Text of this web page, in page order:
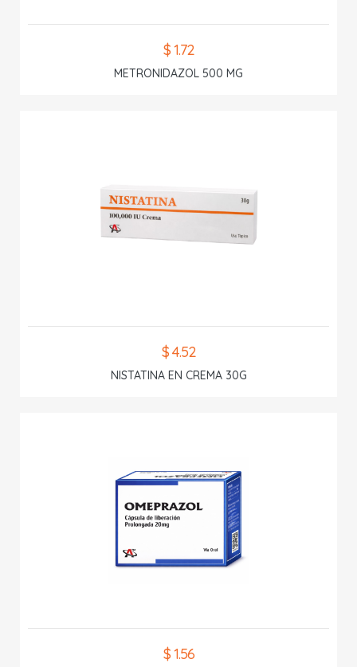
$ 1.72
METRONIDAZOL 500 MG
$ 4.52
NISTATINA EN CREMA 30G
$ 1.56